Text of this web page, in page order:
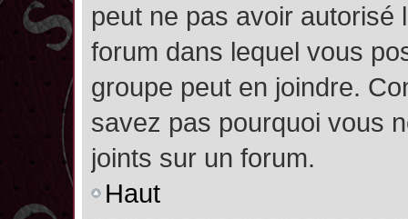
peut ne pas avoir autorisé
forum dans lequel vous
groupe peut en joindre.
savez pas pourquoi vous
joints sur un forum.
Haut